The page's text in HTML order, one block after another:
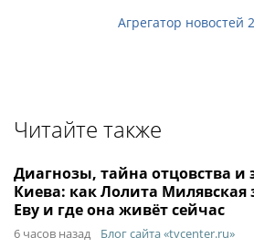
Агрегатор новостей
Читайте также
Диагнозы, тайна отцовства и
Киева: как Лолита
Еву и где она живёт сейчас
6 часов назад Блог сайта «tvcenter.ru»